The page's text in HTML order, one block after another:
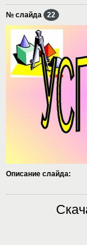
№ слайда 22
Описание слайда: